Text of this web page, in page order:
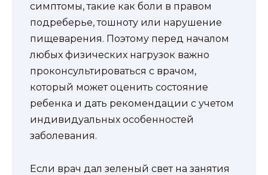
симптомы, такие как боли в правом
подреберье, тошноту или нарушение
пищеварения. Поэтому перед началом
любых физических нагрузок важно
проконсультироваться с врачом,
который может оценить состояние
ребенка и дать рекомендации с учетом
индивидуальных особенностей
заболевания.
Если врач дал зеленый свет на занятия